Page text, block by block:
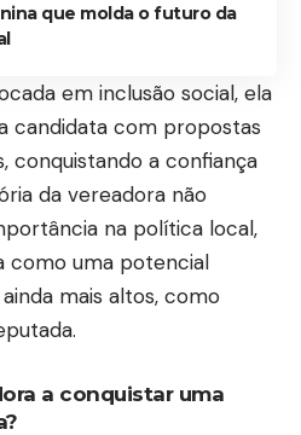
que molda o futuro da
em inclusão social, ela
candidata com propostas
conquistando a confiança
da vereadora não
na política local,
como uma potencial
mais altos, como
a conquistar uma